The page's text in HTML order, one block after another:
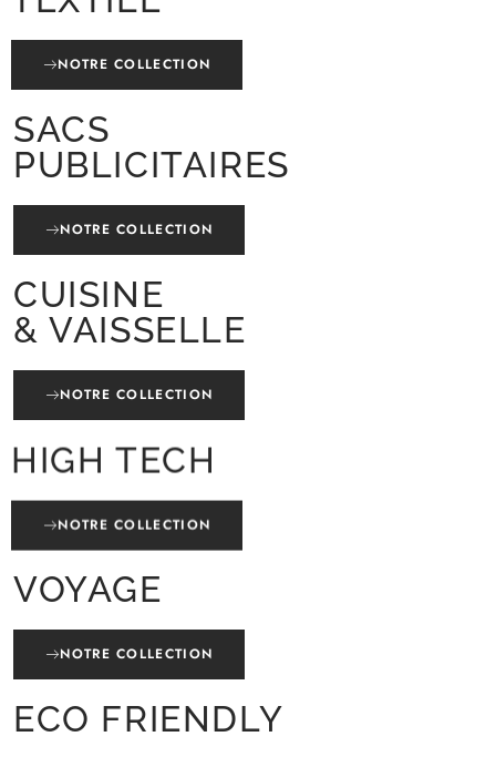
NOTRE COLLECTION
SACS
PUBLICITAIRES
NOTRE COLLECTION
CUISINE
& VAISSELLE
NOTRE COLLECTION
HIGH TECH
NOTRE COLLECTION
VOYAGE
NOTRE COLLECTION
ECO FRIENDLY